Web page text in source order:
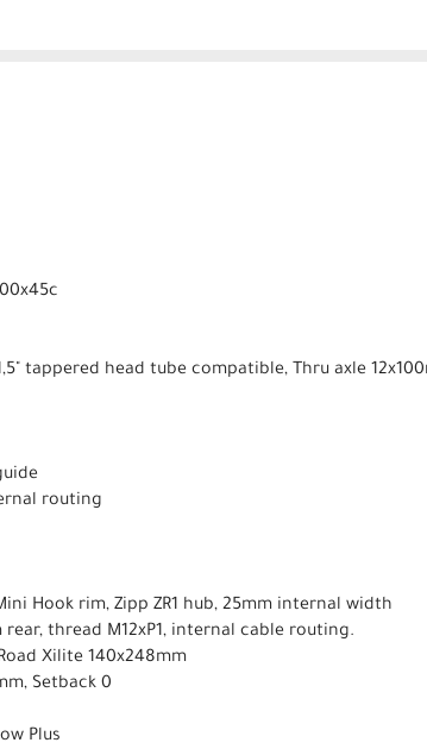
tappered head tube compatible, Thru axle
routing
Hook rim, Zipp ZR1 hub, 25mm internal width
rear, thread M12xP1, internal cable routing.
Xilite 140x248mm
Setback 0
Plus